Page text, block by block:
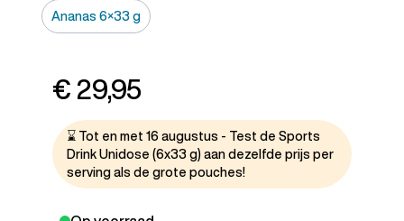
Ananas 6×33 g
€ 29,95
⌛ Tot en met 16 augustus - Test de Sports
Drink Unidose (6x33 g) aan dezelfde prijs per
serving als de grote pouches!